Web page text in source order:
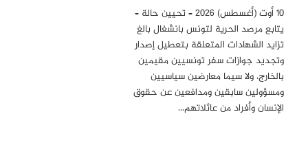
10 أوت (أغسطس) 2026 – تحيين حالة –
يتابع مرصد الحرية لتونس بانشغال بالغ
تزايد الشهادات المتعلقة بتعطيل إصدار
وتجديد جوازات سفر تونسيين مقيمين
بالخارج، ولا سيما معارضين سياسيين
ومسؤولين سابقين ومدافعين عن حقوق
الإنسان وأفراد من عائلاتهم…